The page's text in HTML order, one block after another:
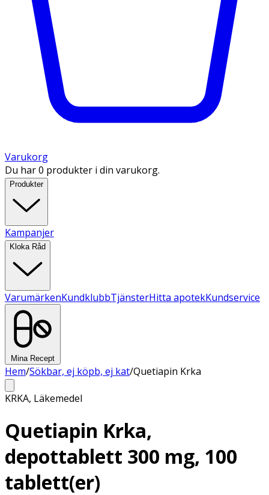
Varukorg
Du har 0 produkter i din varukorg.
Produkter
Kampanjer
Kloka Råd
VarumärkenKundklubbTjänsterHitta apotekKundservice
Mina Recept
Hem/Sökbar, ej köpb, ej kat/Quetiapin Krka
KRKA, Läkemedel
Quetiapin Krka,
depottablett 300 mg, 100
tablett(er)